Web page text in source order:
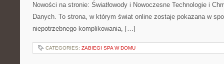
Nowości na stronie: Światłowody i Nowoczesne Technologie i
Danych. To strona, w którym świat online zostaje pokazana w
niepotrzebnego komplikowania, […]
CATEGORIES: ZABIEGI SPA W DOMU